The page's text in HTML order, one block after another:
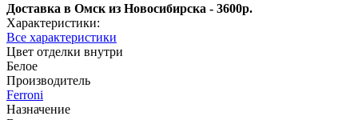
Доставка в Омск из Новосибирска - 3600р.
Характеристики:
Все характеристики
Цвет отделки внутри
Белое
Производитель
Ferroni
Назначение